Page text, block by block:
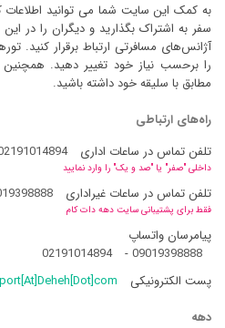
به کمک این سایت شما می توانید
سفر به اشتراک بگذارید و دیگران را در
آژانس‌های مسافرتی ارتباط برقرار کنید.
را برحسب نیاز خود تغییر دهید.
مطابق با سلیقه خود داشته باشید.
راه‌های ارتباطی
تلفن تماس در ساعات اداری
داخلی "صفر" یا "صد و یک" را وارد نمایید
تلفن تماس در ساعات غیراداری
فقط برای پشتیبانی سایت دهه دات کام
پیامرسان واتساپ
09019398888
-
02191014894
پست الکترونیکی
دهه